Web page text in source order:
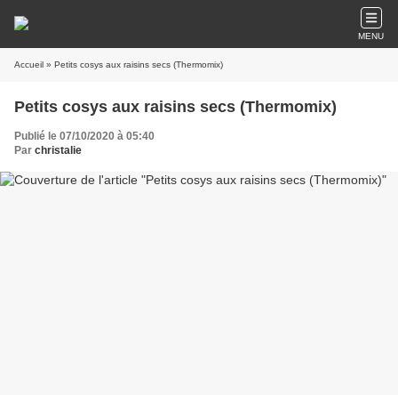
MENU
Accueil » Petits cosys aux raisins secs (Thermomix)
Petits cosys aux raisins secs (Thermomix)
Publié le 07/10/2020 à 05:40
Par christalie